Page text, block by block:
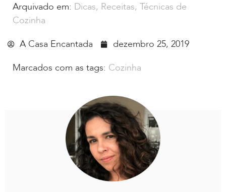
Arquivado em: Dicas, Receitas, Técnicas de
Cozinha
A Casa Encantada
dezembro 25, 2019
Marcados com as tags: Cozinha